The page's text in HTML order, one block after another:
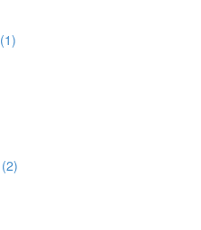
(1)
(2)